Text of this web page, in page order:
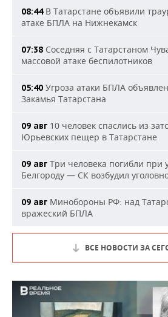
08:44В Татарстане объявили
атаке БПЛА на Нижнекамск
07:38 Соседняя с Татарстаном
массовой атаке беспилотников
05:40 Угроза атаки БПЛА
Закамья Татарстана
09 авг 10 человек спаслись из
Юрьевских пещер в Татарстане
09 авг Три человека погибли при
Белгороду — СК возбудил
09 авг Минобороны РФ: над
вражеский БПЛА
ВСЕ НОВОСТИ ЗА